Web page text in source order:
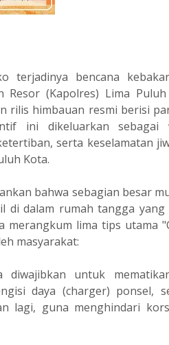
terjadinya bencana
Resor (Kapolres) Lima
rilis himbauan resmi berisi
ini dikeluarkan sebagai
serta keselamatan
Kota.
bahwa sebagian besar
di dalam rumah tangga yang
merangkum lima tips utama
masyarakat:
diwajibkan untuk
daya (charger) ponsel,
lagi, guna menghindari